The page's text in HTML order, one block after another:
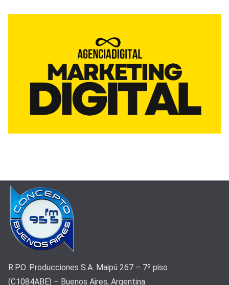
R.P.O. Producciones S.A. Maipú 267 – 7º piso
(C1084ABE) – Buenos Aires, Argentina.